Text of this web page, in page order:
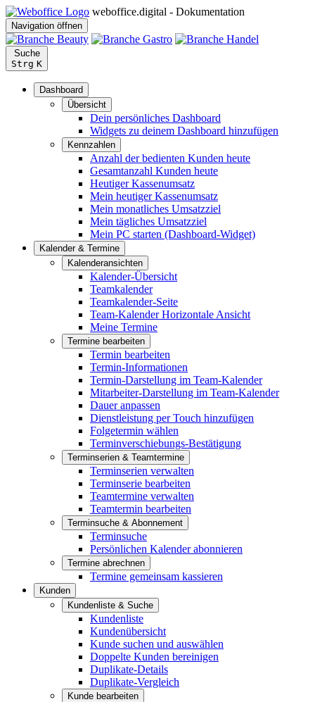
weboffice.digital - Dokumentation
Navigation öffnen
Suche
Strg K
Dashboard
Übersicht
Dein persönliches Dashboard
Widgets zu deinem Dashboard hinzufügen
Kennzahlen
Anzahl der bedienten Kunden heute
Gesamtanzahl Kunden heute
Heutiger Kassenumsatz
Mein heutiger Kassenumsatz
Mein monatliches Umsatzziel
Mein tägliches Umsatzziel
Mein PC starten (Dashboard-Widget)
Kalender & Termine
Kalenderansichten
Kalender-Übersicht
Teamkalender
Teamkalender-Seite
Team-Kalender Horizontale Ansicht
Meine Termine
Termine bearbeiten
Termin bearbeiten
Termin-Informationen
Termin-Darstellung im Team-Kalender
Mitarbeiter-Darstellung im Team-Kalender
Dauer anpassen
Dienstleistung per Touch hinzufügen
Folgetermin wählen
Terminverschiebungs-Bestätigung
Terminserien & Teamtermine
Terminserien verwalten
Terminserie bearbeiten
Teamtermine verwalten
Teamtermin bearbeiten
Terminsuche & Abonnement
Terminsuche
Persönlichen Kalender abonnieren
Termine abrechnen
Termine gemeinsam kassieren
Kunden
Kundenliste & Suche
Kundenliste
Kundenübersicht
Kunde suchen und auswählen
Doppelte Kunden bereinigen
Duplikate-Details
Duplikate-Vergleich
Kunde bearbeiten